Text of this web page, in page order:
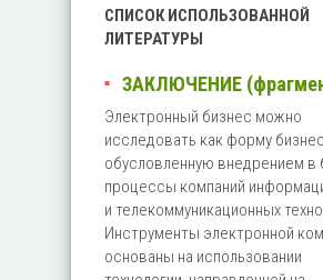
СПИСОК ИСПОЛЬЗОВАННОЙ
ЛИТЕРАТУРЫ
ЗАКЛЮЧЕНИЕ
Электронный бизнес можно
исследовать как форму
обусловленную внедрением в
процессы компаний
и телекоммуникационных
Инструменты электронной
основаны на использовании